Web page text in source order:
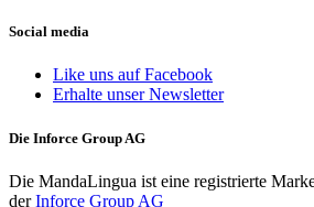
Social media
Like uns auf Facebook
Erhalte unser Newsletter
Die Inforce Group AG
Die MandaLingua ist eine registrierte
derInforce Group AG